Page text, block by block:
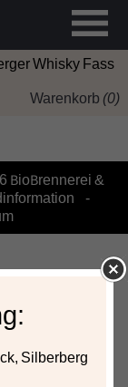
Whisky Fass
Warenkorb (0)
BioBrennerei &
-
Silberberg